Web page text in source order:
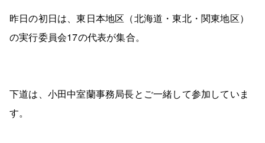
昨日の初日は、東日本地区（北海道・東北・関東地区）
の実行委員会17の代表が集合。
下道は、小田中室蘭事務局長とご一緒して参加していま
す。